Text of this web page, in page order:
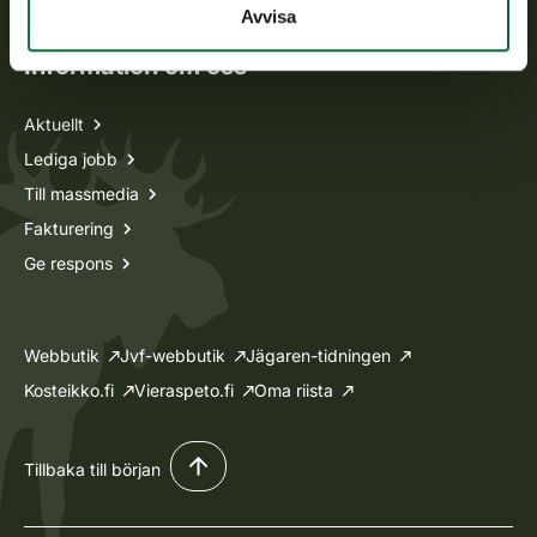
Avvisa
Information om oss
Aktuellt
Lediga jobb
Till massmedia
Fakturering
Ge respons
Webbutik Jvf-webbutik
Jägaren-tidningen
Kosteikko.fi
Vieraspeto.fi Oma riista
Tillbaka till början